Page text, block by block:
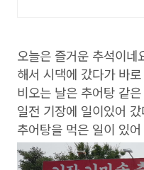
오늘은 즐거운 추석이
해서 시댁에 갔다가 바
비오는 날은 추어탕 같
일전 기장에 일이있어
추어탕을 먹은 일이 있